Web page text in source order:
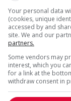
Arts et métiers
Cadres
Comptabilité /
Droit
Marketing /
Your personal data
(cookies, unique
accessed by and
site. We and our
partners.
Some vendors may
interest, which you
for a link at the
withdraw consent in